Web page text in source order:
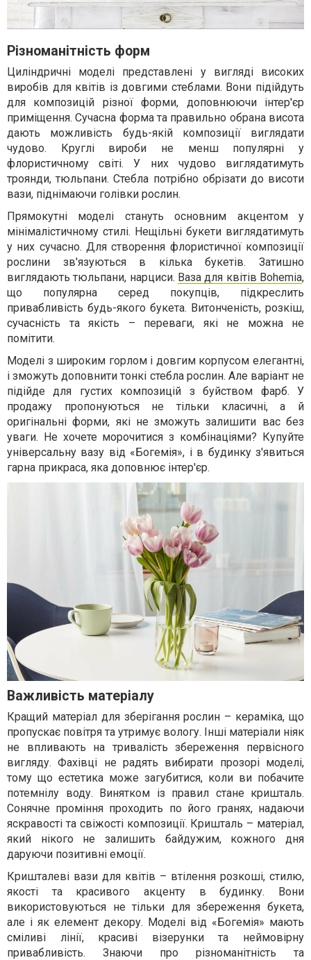
Різноманітність форм
Циліндричні моделі представлені у вигляді високих
виробів для квітів із довгими стеблами. Вони підійдуть
для композицій різної форми, доповнюючи інтер'єр
приміщення. Сучасна форма та правильно обрана висота
дають можливість будь-якій композиції виглядати
чудово. Круглі вироби не менш популярні у
флористичному світі. У них чудово виглядатимуть
троянди, тюльпани. Стебла потрібно обрізати до висоти
вази, піднімаючи голівки рослин.
Прямокутні моделі стануть основним акцентом у
мінімалістичному стилі. Нещільні букети виглядатимуть
у них сучасно. Для створення флористичної композиції
рослини зв'язуються в кілька букетів. Затишно
виглядають тюльпани, нарциси. Ваза для квітів Bohemia,
що популярна серед покупців, підкреслить
привабливість будь-якого букета. Витонченість, розкіш,
сучасність та якість – переваги, які не можна не
помітити.
Моделі з широким горлом і довгим корпусом елегантні,
і зможуть доповнити тонкі стебла рослин. Але варіант не
підійде для густих композицій з буйством фарб. У
продажу пропонуються не тільки класичні, а й
оригінальні форми, які не зможуть залишити вас без
уваги. Не хочете морочитися з комбінаціями? Купуйте
універсальну вазу від «Богемія», і в будинку з'явиться
гарна прикраса, яка доповнює інтер'єр.
Важливість матеріалу
Кращий матеріал для зберігання рослин – кераміка, що
пропускає повітря та утримує вологу. Інші матеріали ніяк
не впливають на тривалість збереження первісного
вигляду. Фахівці не радять вибирати прозорі моделі,
тому що естетика може загубитися, коли ви побачите
потемнілу воду. Винятком із правил стане кришталь.
Сонячне проміння проходить по його гранях, надаючи
яскравості та свіжості композиції. Кришталь – матеріал,
який нікого не залишить байдужим, кожного дня
даруючи позитивні емоції.
Кришталеві вази для квітів – втілення розкоші, стилю,
якості та красивого акценту в будинку. Вони
використовуються не тільки для збереження букета,
але і як елемент декору. Моделі від «Богемія» мають
сміливі лінії, красиві візерунки та неймовірну
привабливість. Знаючи про різноманітність та